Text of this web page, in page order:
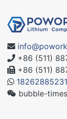
+86 (511)
+86 (511)
18262885231
bubble-times